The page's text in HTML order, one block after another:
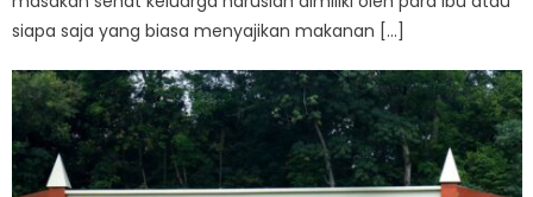
siapa saja yang biasa menyajikan makanan […]